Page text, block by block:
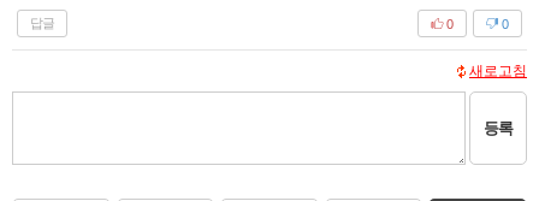
답글 0
0
새로고침
등록